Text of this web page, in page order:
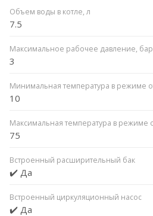
Объем воды в котле, л
7.5
Максимальное рабочее давление, бар
3
Минимальная температура в режиме
10
Максимальная температура в режиме
75
Встроенный расширительный бак
✔️ Да
Встроенный циркуляционный насос
✔️ Да